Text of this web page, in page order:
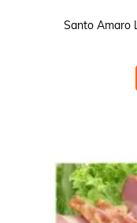
Santo Amaro